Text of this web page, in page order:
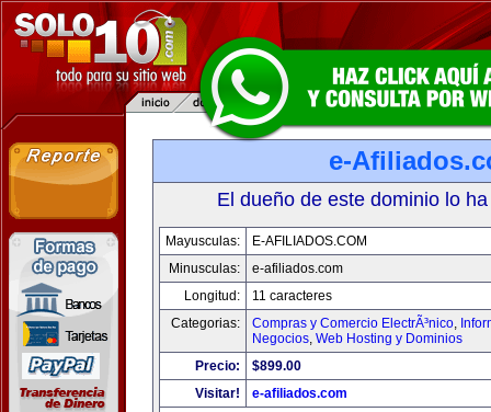
e-
El dueño de este dominio lo
Mayusculas:
E-AFILIADOS.COM
Minusculas:
e-afiliados.com
Longitud:
11 caracteres
Categorias:
Compras y Comercio ElectrÃ³nico,
Negocios, Web Hosting y Dominios
Precio:
$899.00
Visitar!
e-afiliados.com